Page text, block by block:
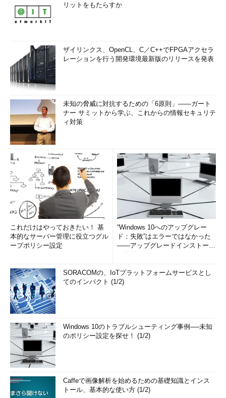
リットをもたらすか
ザイリンクス、OpenCL、C／C++でFPGAアクセラ
レーションを行う開発環境最新版のリリースを発表
未知の脅威に対抗するための「6原則」――ガート
ナー サミットから学ぶ、これからの情報セキュリテ
ィ対策
これだけはやっておきたい！ 基
本的なサーバー管理に役立つグル
ープポリシー設定
“Windows 10へのアップグレー
ド：失敗”はエラーではなかった
――アップグレードインストール
SORACOMの、IoTプラットフォームサービスとし
てのインパクト (1/2)
Windows 10のトラブルシューティング事例──未知
のポリシー設定を探せ！ (1/2)
Caffeで画像解析を始めるための基礎知識とインス
トール、基本的な使い方 (1/2)